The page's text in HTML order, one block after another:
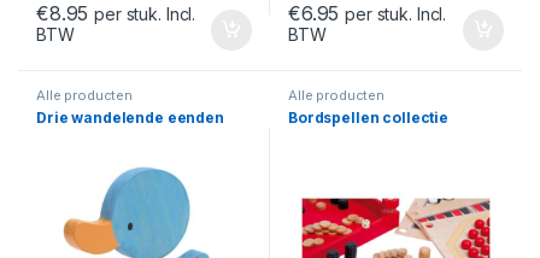
€8.95 per stuk. Incl.
BTW
€6.95 per stuk. Incl.
BTW
Alle producten
Drie wandelende eenden
Alle producten
Bordspellen collectie